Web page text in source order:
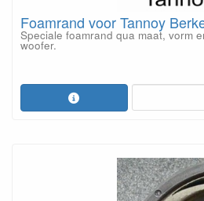
Foamrand voor Tannoy
Speciale foamrand qua maat, vorm
woofer.